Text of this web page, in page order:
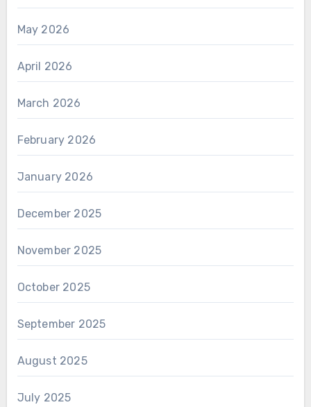
May 2026
April 2026
March 2026
February 2026
January 2026
December 2025
November 2025
October 2025
September 2025
August 2025
July 2025